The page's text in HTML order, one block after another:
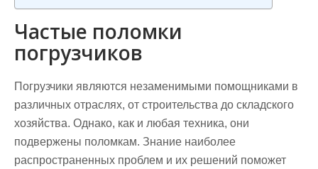
Частые поломки
погрузчиков
Погрузчики являются незаменимыми помощниками в
различных отраслях, от строительства до складского
хозяйства. Однако, как и любая техника, они
подвержены поломкам. Знание наиболее
распространенных проблем и их решений поможет